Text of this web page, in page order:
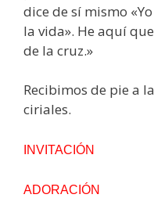
dice de sí mismo
la vida». He aquí
de la cruz.»
Recibimos de pie a
ciriales.
INVITACIÓN
ADORACIÓN